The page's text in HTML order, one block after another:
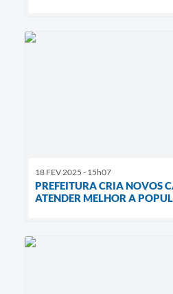
18 FEV 2025 - 15h07
PREFEITURA CRIA NOVOS
ATENDER MELHOR A